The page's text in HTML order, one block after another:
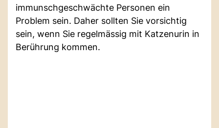
immunschgeschwächte Personen ein
Problem sein. Daher sollten Sie vorsichtig
sein, wenn Sie regelmässig mit Katzenurin in
Berührung kommen.